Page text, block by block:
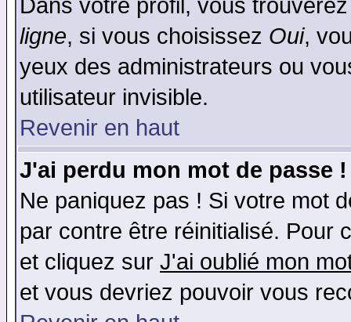
Dans votre profil, vous
ligne, si vous choisissez Oui,
yeux des administrateurs ou
utilisateur invisible.
Revenir en haut
J'ai perdu mon mot de passe !
Ne paniquez pas ! Si votre mot
par contre être réinitialisé. Pour
et cliquez sur J'ai oublié mon
et vous devriez pouvoir vous